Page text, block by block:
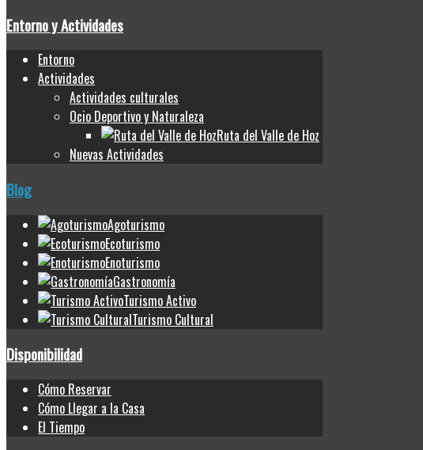
Entorno y Actividades
Entorno
Actividades
Actividades culturales
Ocio Deportivo y Naturaleza
Ruta del Valle de Hoz
Nuevas Actividades
Blog
Agoturismo
Ecoturismo
Enoturismo
Gastronomía
Turismo Activo
Turismo Cultural
Disponibilidad
Cómo Reservar
Cómo Llegar a la Casa
El Tiempo